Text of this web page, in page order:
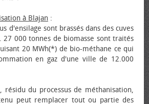
à Blajan :
d'ensilage sont brassés dans des cuves
27 000 tonnes de biomasse sont traités
20 MWh(*) de bio-méthane ce qui
en gaz d'une ville de 12.000
résidu du processus de méthanisation,
peut remplacer tout ou partie des